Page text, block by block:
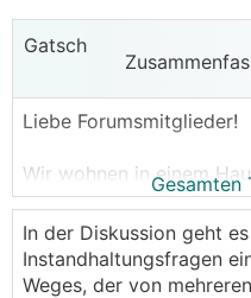
Gatsch
Liebe Forumsmitglieder!
Wir wohnen in einem
unserem Grundstück.
Graben, wodurch die
werden mussten mit
nichts abrutschen.
Gesamten
In der Diskussion geht
Instandhaltungsfragen
Weges, der von